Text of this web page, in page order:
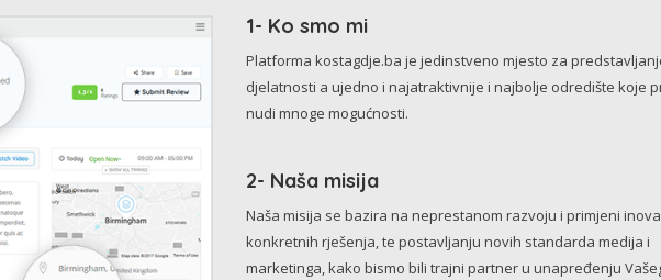
1- Ko smo mi
Platforma kostagdje.ba je jedinstveno mjesto za
djelatnosti a ujedno i najatraktivnije i najbolje odredište koje
nudi mnoge mogućnosti.
2- Naša misija
Naša misija se bazira na neprestanom razvoju i primjeni
konkretnih rješenja, te postavljanju novih standarda medija i
marketinga, kako bismo bili trajni partner u unapređenju